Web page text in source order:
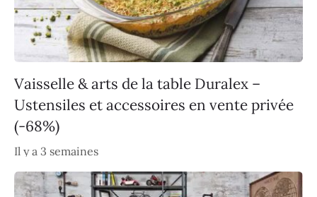
Vaisselle & arts de la table Duralex –
Ustensiles et accessoires en vente privée
(-68%)
Il y a 3 semaines